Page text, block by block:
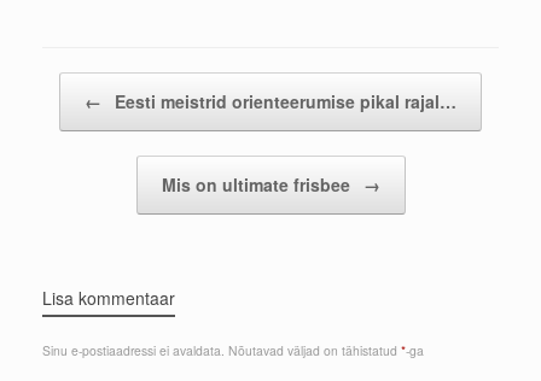
← Eesti meistrid orienteerumise pikal rajal…
Mis on ultimate frisbee →
Lisa kommentaar
Sinu e-postiaadressi ei avaldata. Nõutavad väljad on tähistatud *-ga